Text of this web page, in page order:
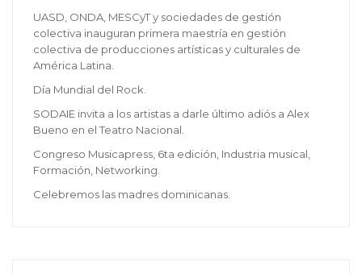
UASD, ONDA, MESCyT y sociedades de gestión
colectiva inauguran primera maestría en gestión
colectiva de producciones artísticas y culturales de
América Latina.
Día Mundial del Rock.
SODAIE invita a los artistas a darle último adiós a Alex
Bueno en el Teatro Nacional.
Congreso Musicapress, 6ta edición, Industria musical,
Formación, Networking.
Celebremos las madres dominicanas.